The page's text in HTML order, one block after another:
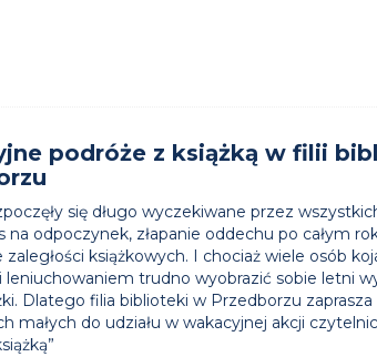
podróże z książką w filii
się długo wyczekiwane przez
na odpoczynek, złapanie oddechu po całym
zaległości książkowych. I chociaż wiele osób
leniuchowaniem trudno wyobrazić sobie letni
Dlatego filia biblioteki w Przedborzu
małych do udziału w wakacyjnej akcji